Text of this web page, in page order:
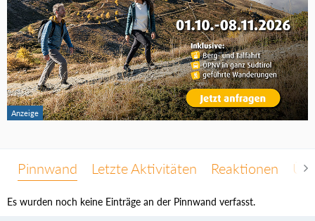
Pinnwand Letzte Aktivitäten Reaktionen
Es wurden noch keine Einträge an der Pinnwand verfasst.